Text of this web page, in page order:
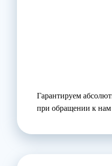
Гарантируем
при обращении к